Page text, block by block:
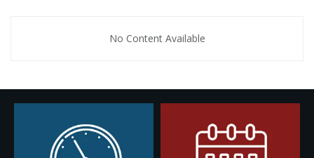
No Content Available